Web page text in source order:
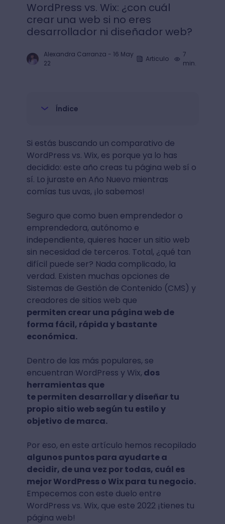
WordPress vs. Wix: ¿con cuál
crear una web si no eres
desarrollador ni diseñador web?
Alexandra Carranza - 16 May
22
Articulo
7
min.
Índice
Si estás buscando un comparativo de
WordPress vs. Wix, es porque ya lo has
decidido: este año creas tu página web sí o
sí. Lo juraste en Año Nuevo mientras
comías tus uvas, ¡lo sabemos!
Seguro que como buen emprendedor o
emprendedora, autónomo e
independiente, quieres hacer un sitio web
sin necesidad de terceros. Total, ¿qué tan
difícil puede ser? Nada complicado, la
verdad. Existen muchas opciones de
Sistemas de Gestión de Contenido (CMS) y
creadores de sitios web que
permiten crear una página web de
forma fácil, rápida y bastante
económica.
Dentro de las más populares, se
encuentran WordPress y Wix, dos
herramientas que
te permiten desarrollar y diseñar tu
propio sitio web según tu estilo y
objetivo de marca.
Por eso, en este artículo hemos recopilado
algunos puntos para ayudarte a
decidir, de una vez por todas, cuál es
mejor WordPress o Wix para tu negocio.
Empecemos con este duelo entre
WordPress vs. Wix, que este 2022 ¡tienes tu
página web!